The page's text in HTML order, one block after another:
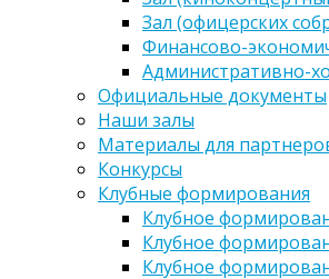
Зал (офицерских
Финансово-
Административно-
Официальные документы
Наши залы
Материалы для
Конкурсы
Клубные формирования
Клубное
Клубное
Клубное